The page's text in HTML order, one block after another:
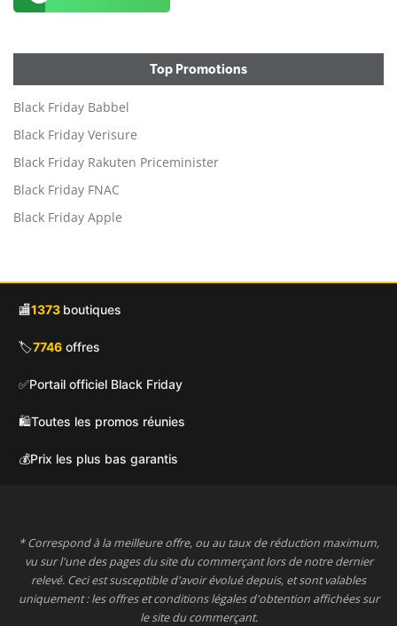
Top Promotions
Black Friday Babbel
Black Friday Verisure
Black Friday Rakuten Priceminister
Black Friday FNAC
Black Friday Apple
🏬1373 boutiques
🏷️7746 offres
✅Portail officiel Black Friday
🛍️Toutes les promos réunies
💰Prix les plus bas garantis
* Correspond à la meilleure offre, ou au taux de réduction maximum,
vu sur l'une des pages du site du commerçant lors de notre dernier
relevé. Ceci est susceptible d'avoir évolué depuis, et sont valables
uniquement : les offres et conditions légales d'obtention affichées sur
le site du commerçant.